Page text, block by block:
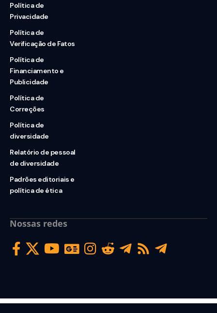
Política de
Privacidade
Política de
Verificação de Fatos
Política de
Financiamento e
Publicidade
Política de
Correções
Política de
diversidade
Relatório de pessoal
de diversidade
Padrões editoriais e
política de ética
Nossas redes